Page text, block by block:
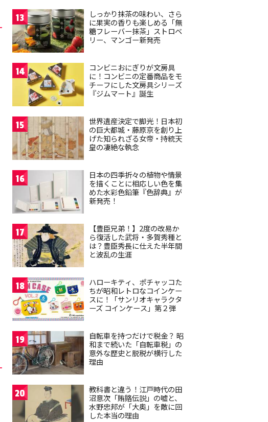
13
しっかり抹茶の味わい、さら
に果実の香りも楽しめる「無
糖フレーバー抹茶」ストロベ
リー、マンゴー新発売
14
コンビニおにぎりが文房具
に！コンビニの定番商品をモ
チーフにした文房具シリーズ
『ジムマート』誕生
15
世界遺産決定で脚光！日本初
の巨大都城・藤原京を創り上
げた知られざる女帝・持統天
皇の凄絶な執念
16
日本の四季折々の植物や情景
を描くことに相応しい色を集
めた水彩色鉛筆『色辞典』が
新発売！
17
【豊臣兄弟！】2度の改易か
ら復活した武将・多賀秀種と
は？豊臣秀長に仕えた半年間
と波乱の生涯
18
ハローキティ、ポチャッコた
ちが昭和レトロなコインケー
スに！「サンリオキャラクタ
ーズ コインケース」第２弾
19
自転車を持つだけで税金？ 昭
和まで続いた「自転車税」の
意外な歴史と脱税が横行した
理由
20
教科書と違う！江戸時代の田
沼意次「賄賂伝説」の嘘と、
水野忠邦が「大奥」を敵に回
した本当の理由